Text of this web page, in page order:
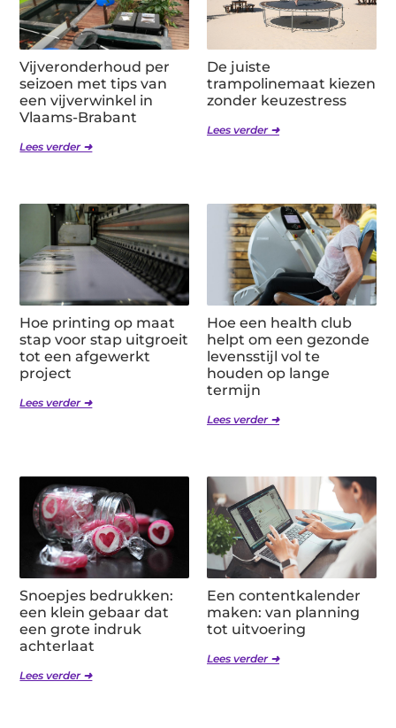
Vijveronderhoud per
seizoen met tips van
een vijverwinkel in
Vlaams-Brabant
Lees verder ➜
De juiste
trampolinemaat kiezen
zonder keuzestress
Lees verder ➜
Hoe printing op maat
stap voor stap uitgroeit
tot een afgewerkt
project
Lees verder ➜
Hoe een health club
helpt om een gezonde
levensstijl vol te
houden op lange
termijn
Lees verder ➜
Snoepjes bedrukken:
een klein gebaar dat
een grote indruk
achterlaat
Lees verder ➜
Een contentkalender
maken: van planning
tot uitvoering
Lees verder ➜